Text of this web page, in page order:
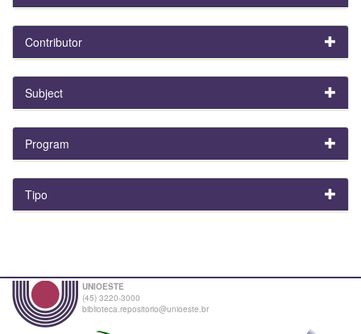
Contributor
Subject
Program
Tipo
UNIOESTE
(45) 3220-3000
biblioteca.repositorio@unioeste.br